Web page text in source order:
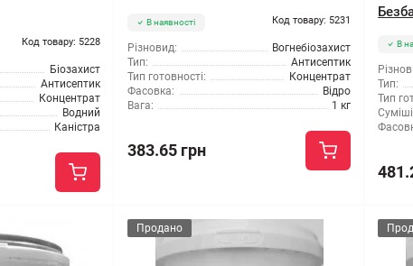
Код товару: 5228
Біозахист
Антисептик
Концентрат
Водний
Каністра
В наявності Код товару: 5231
Різновид:
Вогнебіозахист
Тип:
Антисептик
Тип готовності:
Концентрат
Фасовка:
Відро
Вага:
1 кг
383.65 грн
В
Тип:
Тип
Продано